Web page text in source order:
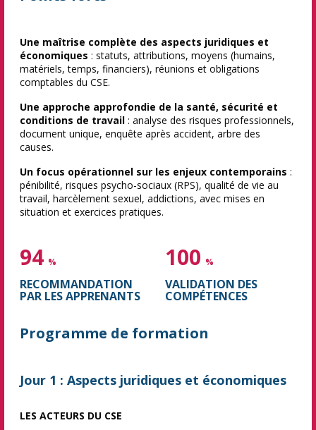
Une maîtrise complète des aspects juridiques et
économiques : statuts, attributions, moyens (humains,
matériels, temps, financiers), réunions et obligations
comptables du CSE.
Une approche approfondie de la santé, sécurité et
conditions de travail : analyse des risques professionnels,
document unique, enquête après accident, arbre des
causes.
Un focus opérationnel sur les enjeux contemporains :
pénibilité, risques psycho-sociaux (RPS), qualité de vie au
travail, harcèlement sexuel, addictions, avec mises en
situation et exercices pratiques.
94 %
RECOMMANDATION
PAR LES APPRENANTS
100 %
VALIDATION DES
COMPÉTENCES
Programme de formation
Jour 1 : Aspects juridiques et économiques
LES ACTEURS DU CSE